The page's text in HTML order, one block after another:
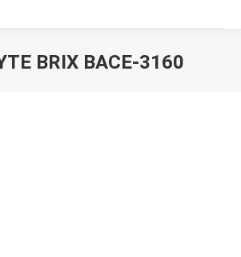
BRIX BACE-3160